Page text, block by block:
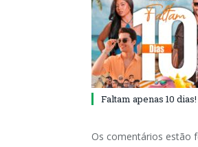
Faltam apenas 10 dias!
Os comentários estão